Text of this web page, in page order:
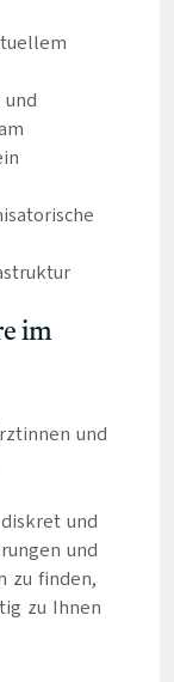
im
und
und
und
zu finden,
zu Ihnen